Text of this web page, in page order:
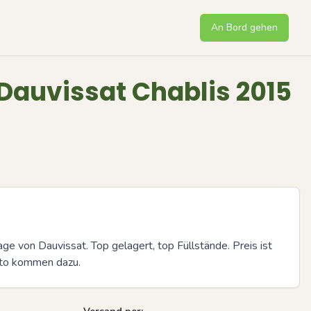
An Bord gehen
Chablis 2015
von Dauvissat. Top gelagert, top Füllstände. Preis ist
kommen dazu.